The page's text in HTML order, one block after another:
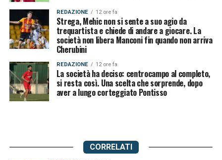
REDAZIONE 12 ore fa
Strega, Mehic non si sente a suo agio da
trequartista e chiede di andare a giocare. La
società non libera Manconi fin quando non arriva
Cherubini
REDAZIONE 12 ore fa
La società ha deciso: centrocampo al completo,
si resta così. Una scelta che sorprende, dopo
aver a lungo corteggiato Pontisso
CORRELATI